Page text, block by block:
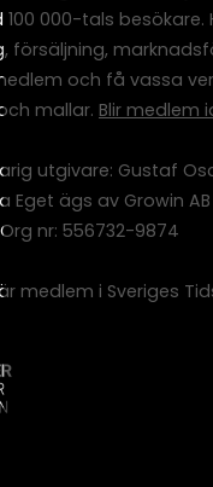
000-tals besökare.
försäljning,
och få vassa
mallar. Blir medlem
utgivare: Gustaf
Eget ägs av Growin AB
Org nr: 556732-9874
medlem i Sveriges